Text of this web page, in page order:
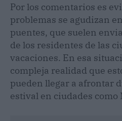
Por los comentarios es
problemas se agudizan
puentes, que suelen
de los residentes de las
vacaciones. En esa
compleja realidad que
pueden llegar a afrontar
estival en ciudades como